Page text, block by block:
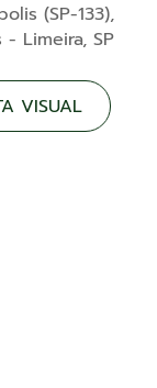
(SP-133),
Limeira, SP
VISUAL